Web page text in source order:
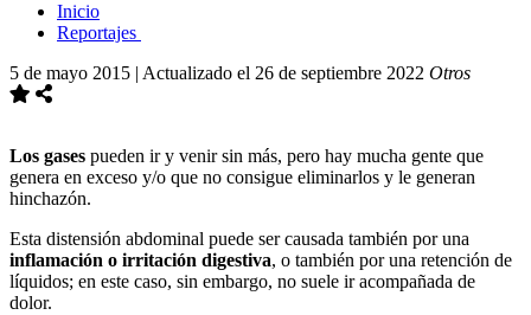
Inicio
Reportajes
5 de mayo 2015 | Actualizado el 26 de septiembre 2022 Otros
Los gases pueden ir y venir sin más, pero hay mucha gente que
genera en exceso y/o que no consigue eliminarlos y le generan
hinchazón.
Esta distensión abdominal puede ser causada también por una
inflamación o irritación digestiva, o también por una retención de
líquidos; en este caso, sin embargo, no suele ir acompañada de
dolor.